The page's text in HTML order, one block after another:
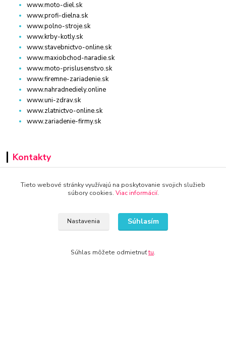
www.moto-diel.sk
www.profi-dielna.sk
www.polno-stroje.sk
www.krby-kotly.sk
www.stavebnictvo-online.sk
www.maxiobchod-naradie.sk
www.moto-prislusenstvo.sk
www.firemne-zariadenie.sk
www.nahradnediely.online
www.uni-zdrav.sk
www.zlatnictvo-online.sk
www.zariadenie-firmy.sk
Kontakty
+421 940 949 000
Tieto webové stránky využívajú na poskytovanie svojich služieb
súbory cookies. Viac informácií.
Nastavenia Súhlasím
Súhlas môžete odmietnuťtu.